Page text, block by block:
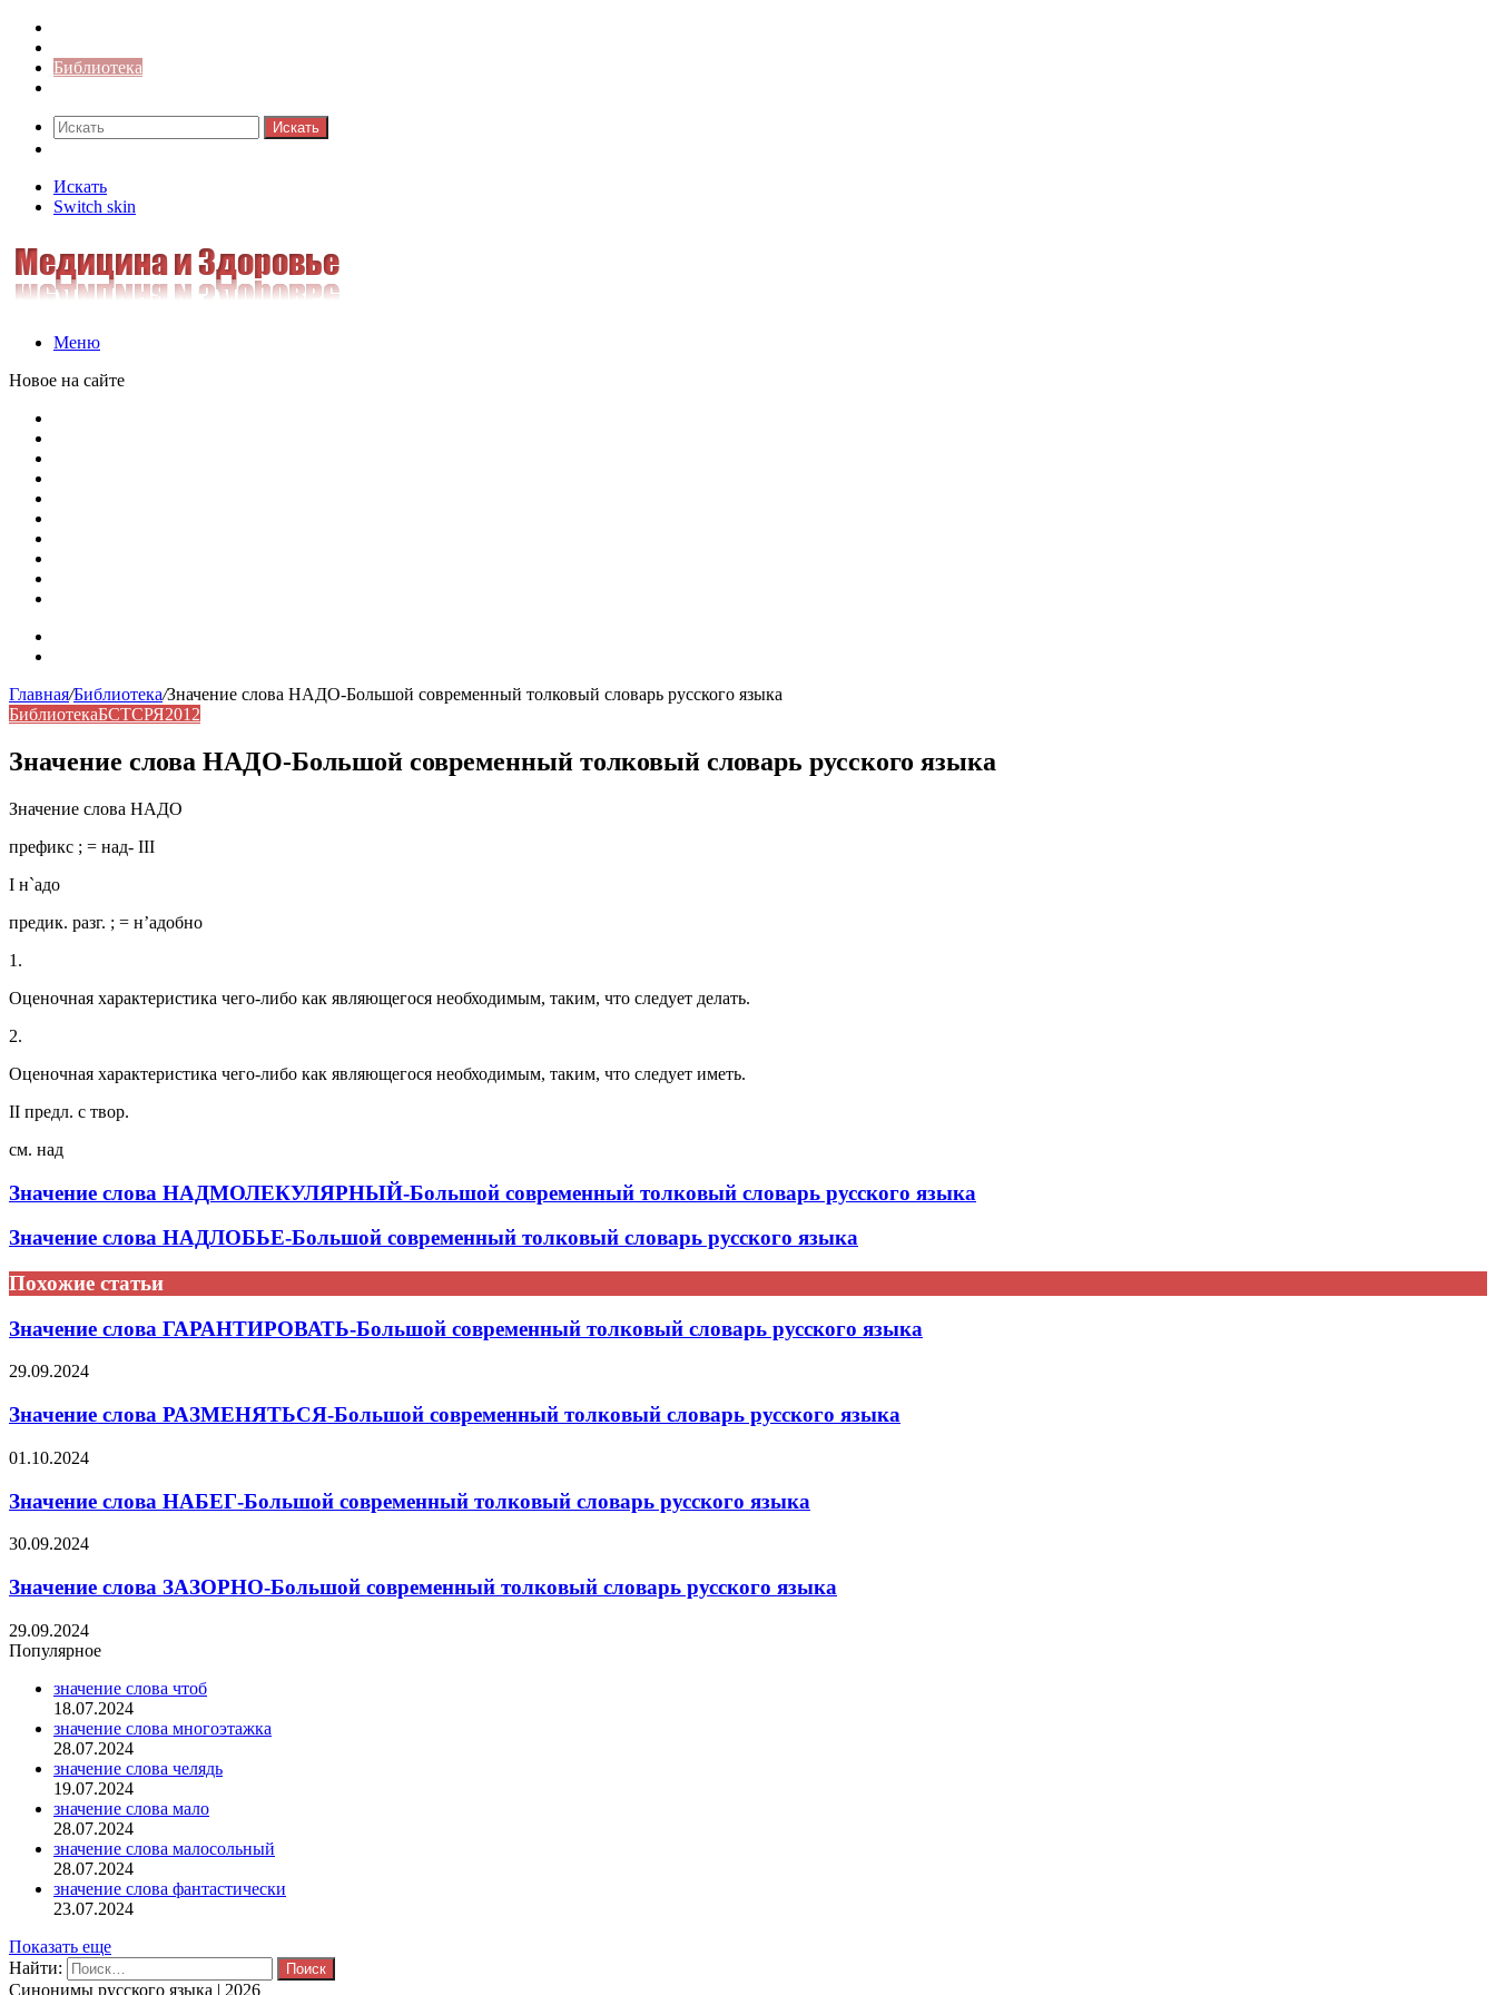
Библиотека
Искать
Искать
Switch skin
Меню
Новое на сайте
Главная/Библиотека/Значение слова НАДО-Большой современный толковый словарь русского языка
БиблиотекаБСТСРЯ2012
Значение слова НАДО-Большой современный толковый словарь русского языка
Значение слова НАДО
префикс ; = над- III
I н`адо
предик. разг. ; = н’адобно
1.
Оценочная характеристика чего-либо как являющегося необходимым, таким, что следует делать.
2.
Оценочная характеристика чего-либо как являющегося необходимым, таким, что следует иметь.
II предл. с твор.
см. над
Значение слова НАДМОЛЕКУЛЯРНЫЙ-Большой современный толковый словарь русского языка
Значение слова НАДЛОБЬЕ-Большой современный толковый словарь русского языка
Похожие статьи
Значение слова ГАРАНТИРОВАТЬ-Большой современный толковый словарь русского языка
29.09.2024
Значение слова РАЗМЕНЯТЬСЯ-Большой современный толковый словарь русского языка
01.10.2024
Значение слова НАБЕГ-Большой современный толковый словарь русского языка
30.09.2024
Значение слова ЗАЗОРНО-Большой современный толковый словарь русского языка
29.09.2024
Популярное
значение слова чтоб
18.07.2024
значение слова многоэтажка
28.07.2024
значение слова челядь
19.07.2024
значение слова мало
28.07.2024
значение слова малосольный
28.07.2024
значение слова фантастически
23.07.2024
Показать еще
Найти:
Синонимы русского языка | 2026